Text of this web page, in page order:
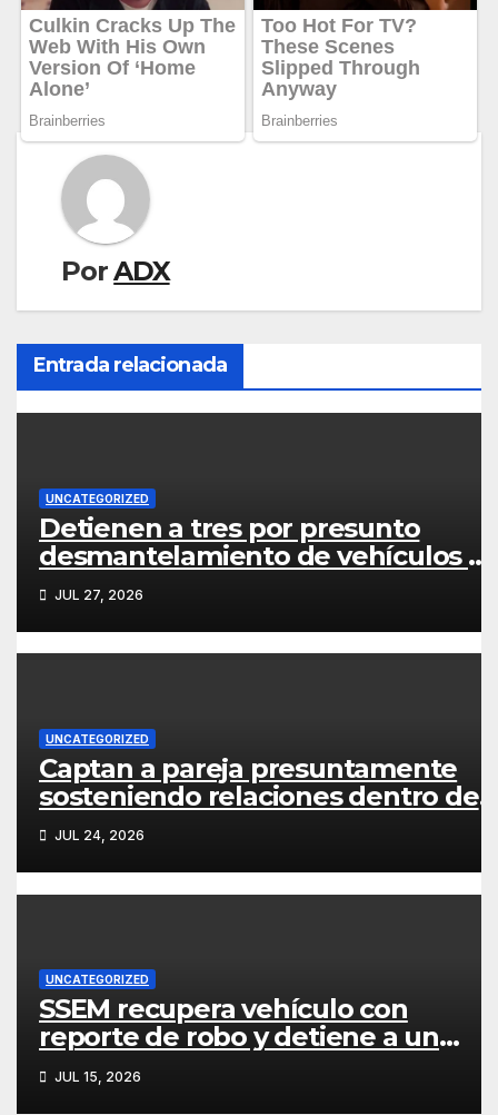
PorADX
Entrada relacionada
UNCATEGORIZED
Detienen a tres por presunto
desmantelamiento de vehículos
corralón municipal de Toluca
JUL 27, 2026
UNCATEGORIZED
Captan a pareja presuntamente
sosteniendo relaciones dentro de
un taxi en campo de Santiago
Tianguistenco
JUL 24, 2026
UNCATEGORIZED
SSEM recupera vehículo con
reporte de robo y detiene a un
hombre en Texcoco
JUL 15, 2026